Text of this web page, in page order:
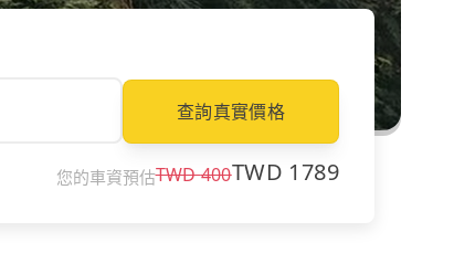
查詢真實價格
您的車資預估TWD400TWD 1789